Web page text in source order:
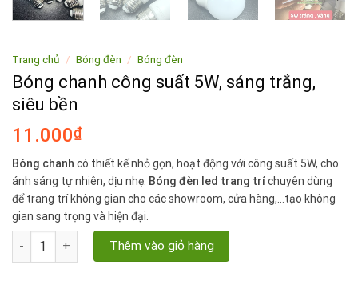
Trang chủ / Bóng đèn / Bóng đèn
Bóng chanh công suất 5W, sáng trắng,
siêu bền
11.000₫
Bóng chanh có thiết kế nhỏ gọn, hoạt động với công suất 5W, cho
ánh sáng tự nhiên, dịu nhẹ. Bóng đèn led trang tríchuyên dùng
để trang trí không gian cho các showroom, cửa hàng,…tạo không
gian sang trọng và hiện đại.
Bóng chanh công suất 5W, sáng trắng, siêu bền số lượng
Thêm vào giỏ hàng